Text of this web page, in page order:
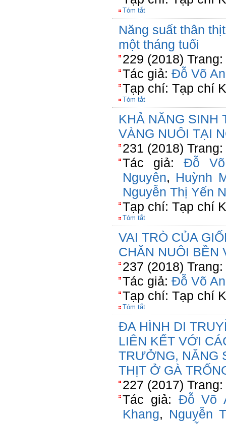
Tóm tắt
Năng suất thân
một tháng tuổi
229 (2018) Trang:
Tác giả: Đỗ Võ
Tạp chí: Tạp chí
Tóm tắt
KHẢ NĂNG SINH
VÀNG NUÔI TẠI
231 (2018) Trang:
Tác giả: Đỗ
Nguyên, Huỳnh
Nguyễn Thị Yến
Tạp chí: Tạp chí
Tóm tắt
VAI TRÒ CỦA
CHĂN NUÔI BỀN
237 (2018)
Tác giả: Đỗ Võ
Tạp chí: Tạp chí
Tóm tắt
ĐA HÌNH DI
LIÊN KẾT VỚI
TRƯỞNG, NĂNG
THỊT Ở GÀ
227 (2017) Trang:
Tác giả: Đỗ Võ
Khang, Nguyễn